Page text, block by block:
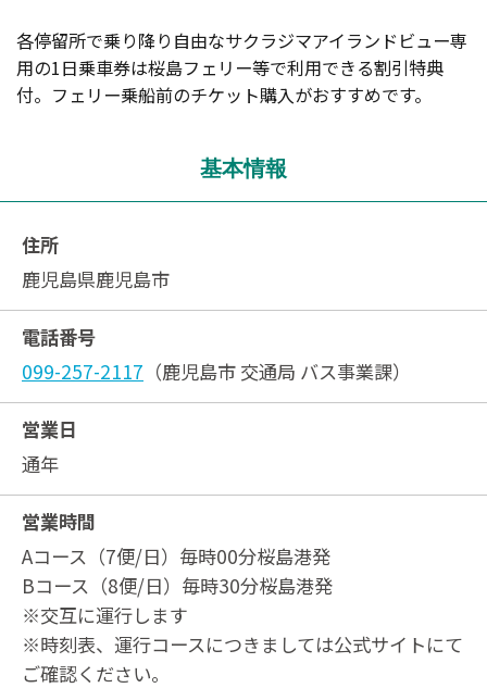
各停留所で乗り降り自由なサクラジマアイランドビュー専
用の1日乗車券は桜島フェリー等で利用できる割引特典
付。フェリー乗船前のチケット購入がおすすめです。
基本情報
住所
鹿児島県鹿児島市
電話番号
099-257-2117 （鹿児島市 交通局 バス事業課）
営業日
通年
営業時間
Aコース（7便/日）毎時00分桜島港発
Bコース（8便/日）毎時30分桜島港発
※交互に運行します
※時刻表、運行コースにつきましては公式サイトにて
ご確認ください。